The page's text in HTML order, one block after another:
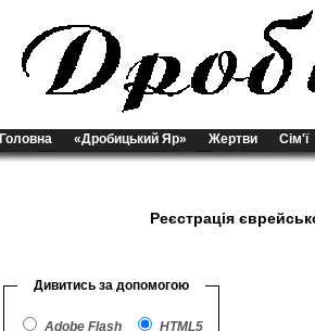
Головна «Дробицький Яр» Жертви Сім'ї
Реєстрація
Дивитись за допомогою
Adobe Flash HTML5